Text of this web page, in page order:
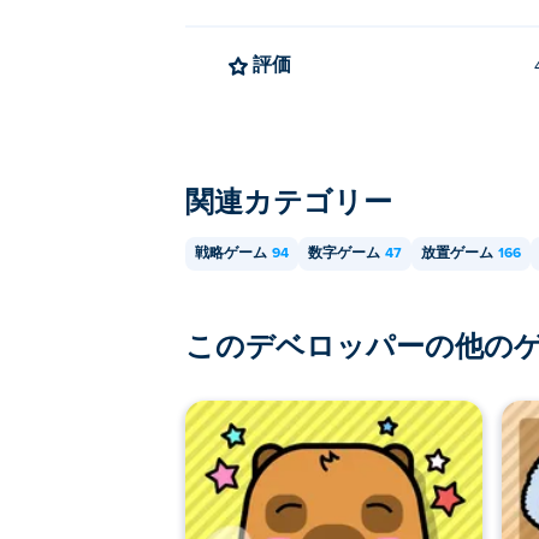
評価
関連カテゴリー
戦略ゲーム 94 数字ゲーム 47 放置ゲーム 166
このデベロッパーの他の